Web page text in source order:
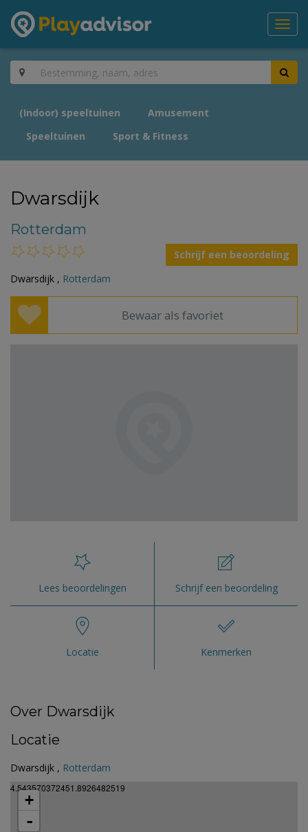
(Indoor) speeltuinen
Amusement
Speeltuinen
Sport & Fitness
Dwarsdijk
Rotterdam
Schrijf een beoordeling
Dwarsdijk , Rotterdam
Bewaar als favoriet
Lees beoordelingen Schrijf een beoordeling
Locatie Kenmerken
Over Dwarsdijk
Locatie
Dwarsdijk , Rotterdam
4.543570372451.8926482519
+
-